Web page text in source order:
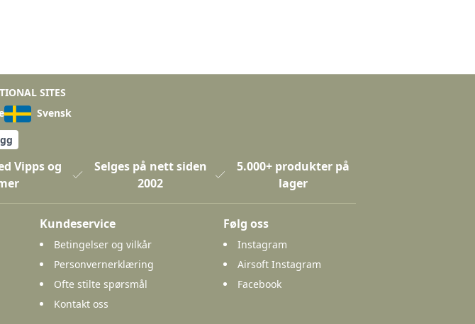
SITES
Svensk
Vipps og
Selges på nett siden
2002
5.000+ produkter på
lager
Kundeservice
Betingelser og vilkår
Personvernerklæring
Ofte stilte spørsmål
Kontakt oss
Følg oss
Instagram
Airsoft Instagram
Facebook